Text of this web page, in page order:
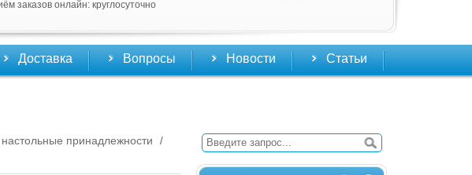
заказов онлайн: круглосуточно
Доставка Вопросы Новости Статьи
принадлежности /